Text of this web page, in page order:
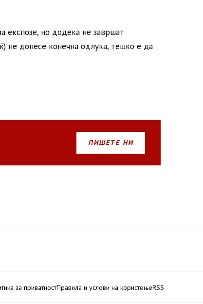
експозе, но додека не завршат
не донесе конечна одлука, тешко е да
ПИШЕТЕ НИ
за приватностПравила и услови на користењеRSS